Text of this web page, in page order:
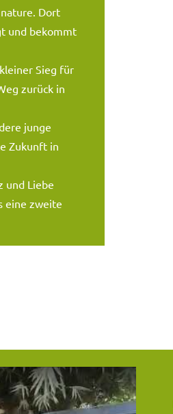
Dort
und bekommt
Sieg für
zurück in
junge
Zukunft in
und Liebe
eine zweite